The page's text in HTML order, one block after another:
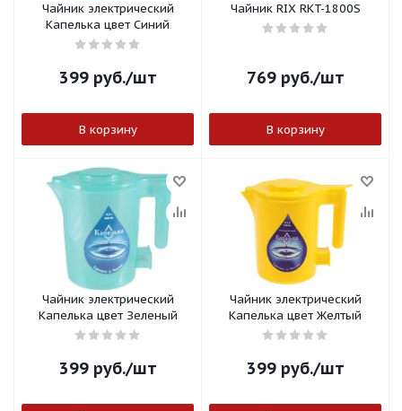
Чайник электрический
Капелька цвет Синий
399руб./шт
В корзину
Чайник RIX RKT-1800S
769руб./шт
В корзину
Чайник электрический
Капелька цвет Зеленый
399руб./шт
Чайник электрический
Капелька цвет Желтый
399руб./шт